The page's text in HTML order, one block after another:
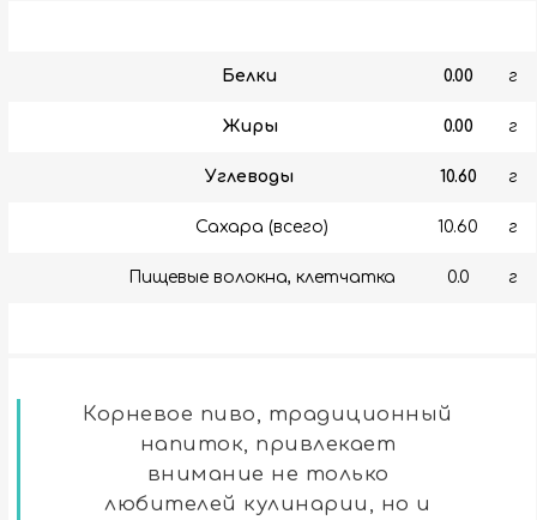
Белки 0.00 г
Жиры 0.00 г
Углеводы 10.60 г
Сахара (всего) 10.60 г
Пищевые волокна, клетчатка 0.0 г
Корневое пиво, традиционный
напиток, привлекает
внимание не только
любителей кулинарии, но и